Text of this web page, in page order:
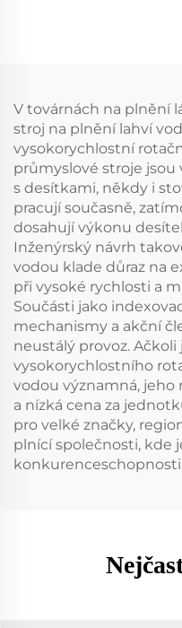
V továrnách na plnění
stroj na plnění lahví
vysokorychlostní
průmyslové stroje
s desítkami, někdy i
pracují současně,
dosahují výkonu
Inženýrský návrh
vodou klade důraz na
při vysoké rychlosti a
Součásti jako
mechanismy a akční
neustálý provoz.
vysokorychlostního
vodou významná,
a nízká cena za
pro velké značky,
plnící společnosti, kde